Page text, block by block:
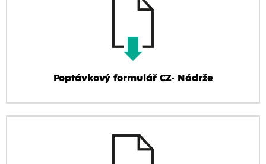
Poptávkový formulář CZ- Nádrže